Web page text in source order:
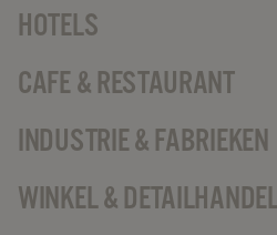
HOTELS
CAFE & RESTAURANT
INDUSTRIE & FABRIEKEN
WINKEL & DETAILHANDEL